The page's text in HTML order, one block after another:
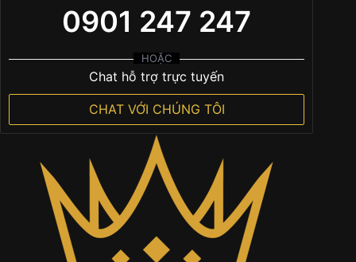
0901 247 247
HOẶC
Chat hỗ trợ trực tuyến
CHAT VỚI CHÚNG TÔI